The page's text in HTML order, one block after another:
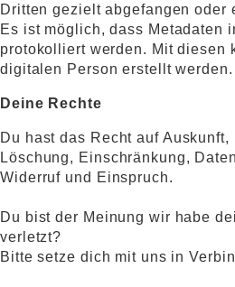
Dritten gezielt abgefangen oder
Es ist möglich, dass Metadaten
protokolliert werden. Mit diesen
digitalen Person erstellt werden.
Deine Rechte
Du hast das Recht auf
Löschung, Einschränkung,
Widerruf und Einspruch.
Du bist der Meinung wir habe
verletzt?
Bitte setze dich mit uns in